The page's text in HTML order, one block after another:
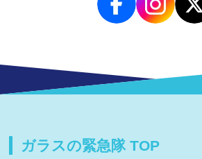
ガラスの緊急隊 TOP